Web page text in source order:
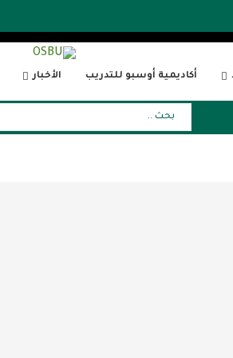
أكاديمية أوسبو للتدريب الأخبار